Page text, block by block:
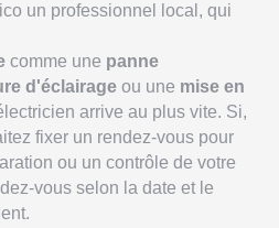
un professionnel local, qui
comme une panne
d'éclairage ou une mise en
arrive au plus vite. Si,
fixer un rendez-vous pour
ou un contrôle de votre
vous selon la date et le